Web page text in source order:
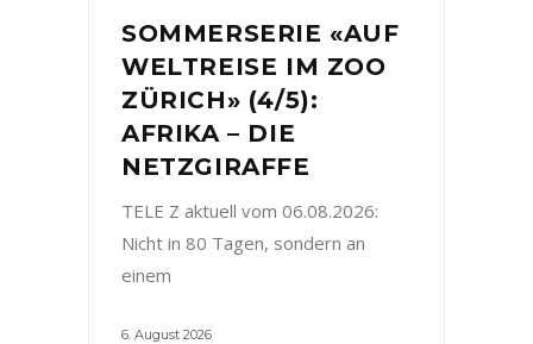
SOMMERSERIE «AUF
WELTREISE IM ZOO
ZÜRICH» (4/5):
AFRIKA – DIE
NETZGIRAFFE
TELE Z aktuell vom 06.08.2026:
Nicht in 80 Tagen, sondern an
einem
6. August 2026